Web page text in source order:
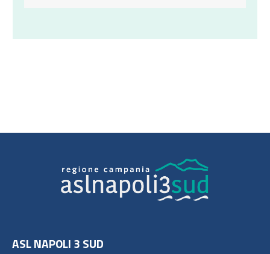
ASL NAPOLI 3 SUD